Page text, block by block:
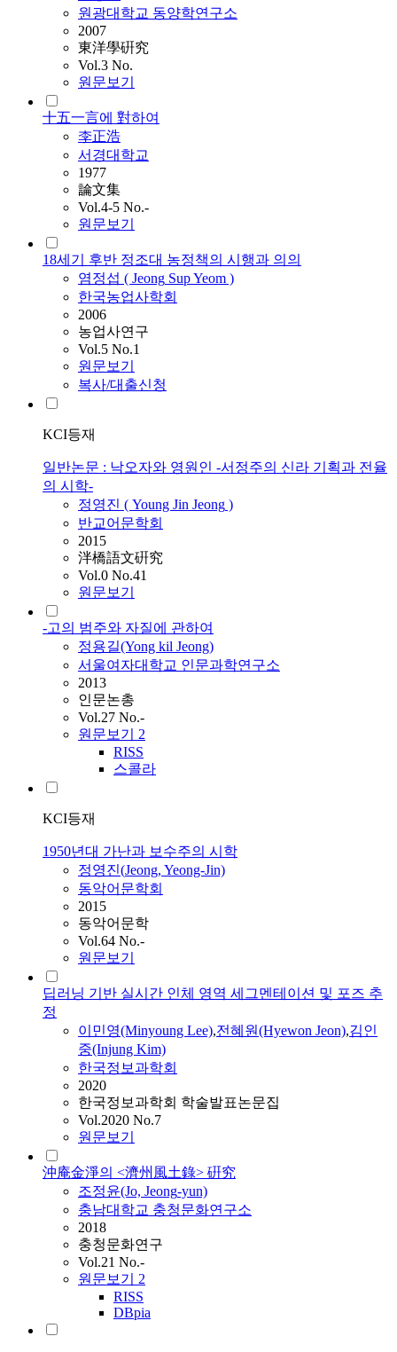
원광대학교 동양학연구소
2007
東洋學硏究
Vol.3 No.
원문보기
十五一言에 對하여
李正浩
서경대학교
1977
論文集
Vol.4-5 No.-
원문보기
18세기 후반 정조대 농정책의 시행과 의의
염정섭 ( Jeong Sup Yeom )
한국농업사학회
2006
농업사연구
Vol.5 No.1
원문보기
복사/대출신청
KCI등재
일반논문 : 낙오자와 영원인 -서정주의 신라 기획과 전율
의 시학-
정영진 ( Young Jin Jeong )
반교어문학회
2015
泮橋語文硏究
Vol.0 No.41
원문보기
-고의 범주와 자질에 관하여
정용길(Yong kil Jeong)
서울여자대학교 인문과학연구소
2013
인문논총
Vol.27 No.-
원문보기 2
RISS
스콜라
KCI등재
1950년대 가난과 보수주의 시학
정영진(Jeong, Yeong-Jin)
동악어문학회
2015
동악어문학
Vol.64 No.-
원문보기
딥러닝 기반 실시간 인체 영역 세그멘테이션 및 포즈 추
정
이민영(Minyoung Lee),전혜원(Hyewon Jeon),김인
중(Injung Kim)
한국정보과학회
2020
한국정보과학회 학술발표논문집
Vol.2020 No.7
원문보기
沖庵金淨의 <濟州風土錄> 硏究
조정윤(Jo, Jeong-yun)
충남대학교 충청문화연구소
2018
충청문화연구
Vol.21 No.-
원문보기 2
RISS
DBpia